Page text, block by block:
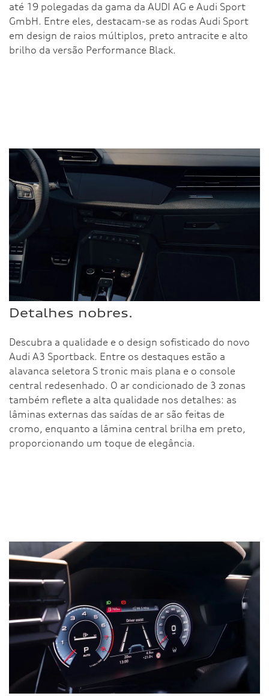
até 19 polegadas da gama da AUDI AG e Audi Sport
GmbH. Entre eles, destacam-se as rodas Audi Sport
em design de raios múltiplos, preto antracite e alto
brilho da versão Performance Black.
Detalhes nobres.
Descubra a qualidade e o design sofisticado do novo
Audi A3 Sportback. Entre os destaques estão a
alavanca seletora S tronic mais plana e o console
central redesenhado. O ar condicionado de 3 zonas
também reflete a alta qualidade nos detalhes: as
lâminas externas das saídas de ar são feitas de
cromo, enquanto a lâmina central brilha em preto,
proporcionando um toque de elegância.